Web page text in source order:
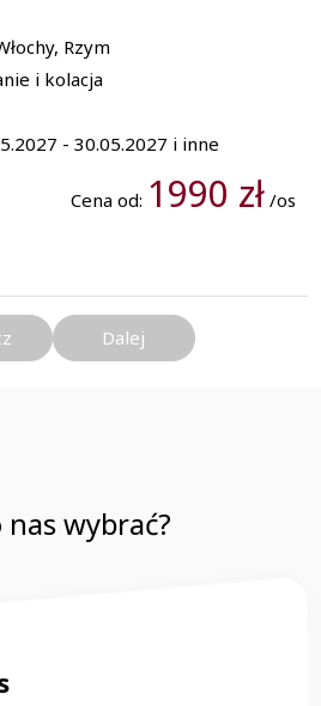
Rzym
i kolacja
- 30.05.2027 i inne
Cena od: 1990 zł/os
Dalej
wybrać?